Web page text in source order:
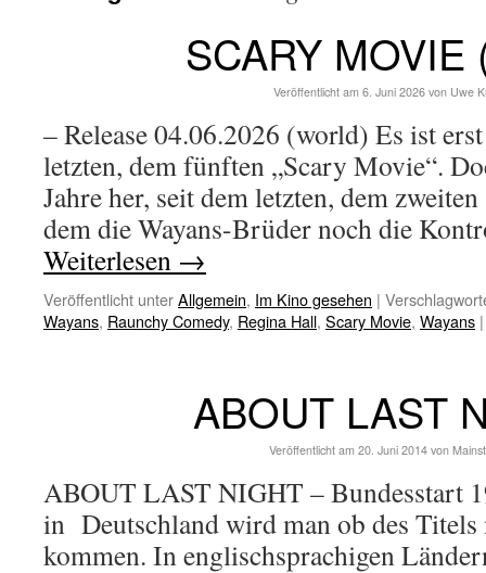
SCARY MOVIE
Veröffentlicht am 6. Juni 2026 von Uwe
– Release 04.06.2026 (world) Es ist
letzten, dem fünften „Scary Movie“.
Jahre her, seit dem letzten, dem
dem die Wayans-Brüder noch die
Weiterlesen →
Veröffentlicht unterAllgemein, Im Kino gesehen |
Wayans, Raunchy Comedy, Regina Hall, Scary Movie, Wayans |
ABOUT LAST
Veröffentlicht am 20. Juni 2014 von
ABOUT LAST NIGHT – Bundesstart
in Deutschland wird man ob des
kommen. In englischsprachigen